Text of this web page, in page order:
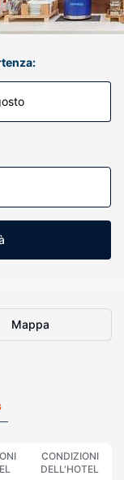
Mappa
CONDIZIONI
DELL'HOTEL